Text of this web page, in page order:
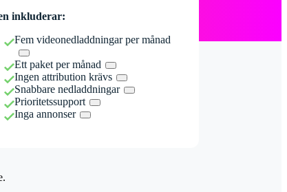
inkluderar:
Fem videonedladdningar per månad
Ett paket per månad
Ingen attribution krävs
Snabbare nedladdningar
Prioritetssupport
Inga annonser